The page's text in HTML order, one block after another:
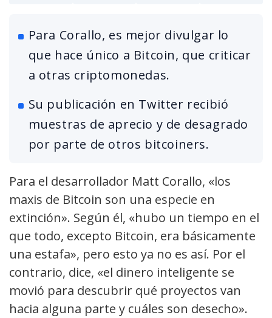
Para Corallo, es mejor divulgar lo
que hace único a Bitcoin, que criticar
a otras criptomonedas.
Su publicación en Twitter recibió
muestras de aprecio y de desagrado
por parte de otros bitcoiners.
Para el desarrollador Matt Corallo, «los
maxis de Bitcoin son una especie en
extinción». Según él, «hubo un tiempo en el
que todo, excepto Bitcoin, era básicamente
una estafa», pero esto ya no es así. Por el
contrario, dice, «el dinero inteligente se
movió para descubrir qué proyectos van
hacia alguna parte y cuáles son desecho».